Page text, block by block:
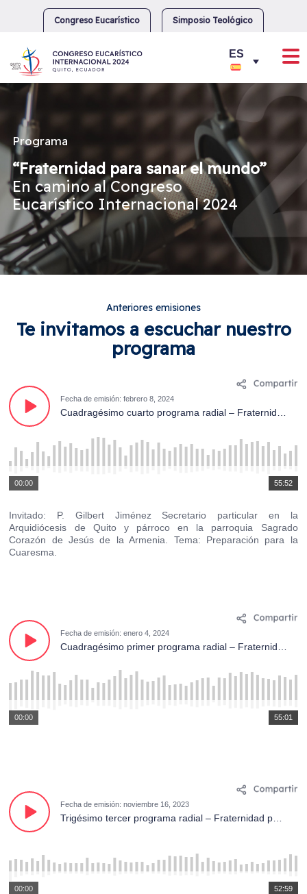
Congreso Eucarístico Simposio Teológico
Programa
“Fraternidad para sanar el mundo”
En camino al Congreso
Eucarístico Internacional 2024
Anteriores emisiones
Te invitamos a escuchar nuestro
programa
Fecha de emisión: febrero 8, 2024
55:52
00:00
Invitado: P. Gilbert Jiménez Secretario particular en la
Arquidiócesis de Quito y párroco en la parroquia Sagrado
Corazón de Jesús de la Armenia. Tema: Preparación para la
Cuaresma.
Fecha de emisión: enero 4, 2024
55:01
00:00
Fecha de emisión: noviembre 16, 2023
52:59
00:00